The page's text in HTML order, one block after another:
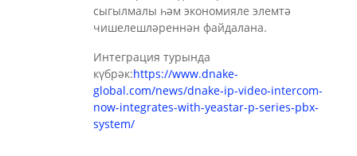
сыгылмалы һәм экономияле элемтә
чишелешләреннән файдалана.
Интеграция турында
күбрәк:https://www.dnake-
global.com/news/dnake-ip-video-intercom-
now-integrates-with-yeastar-p-series-pbx-
system/